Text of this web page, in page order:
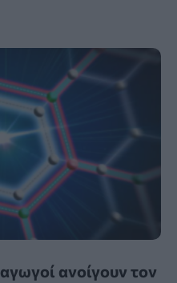
ανοίγουν τον